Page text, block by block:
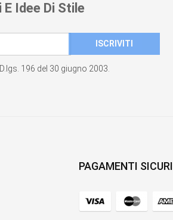
Idee Di Stile
196 del 30 giugno 2003.
PAGAMENTI SICURI